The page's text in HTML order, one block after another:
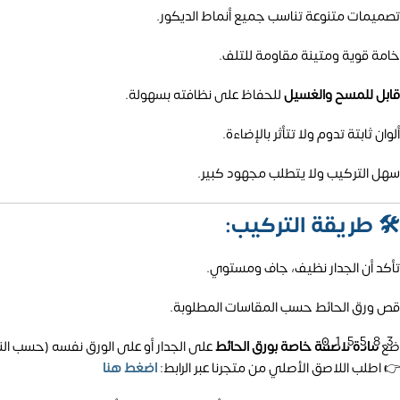
تصميمات متنوعة تناسب جميع أنماط الديكور.
خامة قوية ومتينة مقاومة للتلف.
قابل للمسح والغسيلللحفاظ على نظافته بسهولة.
ألوان ثابتة تدوم ولا تتأثر بالإضاءة.
سهل التركيب ولا يتطلب مجهود كبير.
🛠️ طريقة التركيب:
تأكد أن الجدار نظيف، جاف ومستوي.
قص ورق الحائط حسب المقاسات المطلوبة.
ضعمادة لاصقة خاصة بورق الحائطعلى الجدار أو على الورق نفسه (حسب
👉 اطلب اللاصق الأصلي من متجرنا عبر الرابط:اضغط هنا